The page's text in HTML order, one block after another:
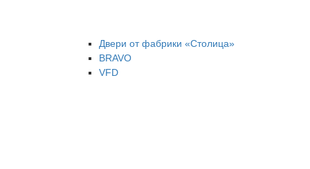
Двери от фабрики «Столица»
BRAVO
VFD